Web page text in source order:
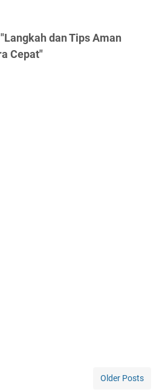
dan Tips Aman
Cepat"
Older Posts